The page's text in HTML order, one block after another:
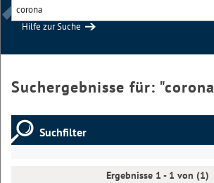
Hilfe zur Suche
Suchergebnisse für: "corona
Suchfilter
Ergebnisse 1 - 1 von (1)